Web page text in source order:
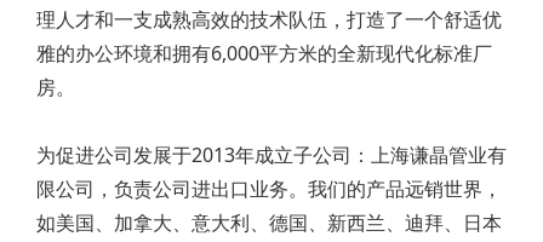
理人才和一支成熟高效的技术队伍，打造了一个舒适优
雅的办公环境和拥有6,000平方米的全新现代化标准厂
房。
为促进公司发展于2013年成立子公司：上海谦晶管业有
限公司，负责公司进出口业务。我们的产品远销世界，
如美国、加拿大、意大利、德国、新西兰、迪拜、日本